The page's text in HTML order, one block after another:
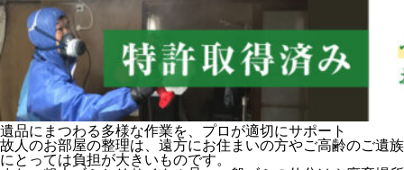
遺品にまつわる多様な作業を、プロが適切にサポート
故人のお部屋の整理は、遠方にお住まいの方やご高齢のご遺族
にとっては負担が大きいものです。